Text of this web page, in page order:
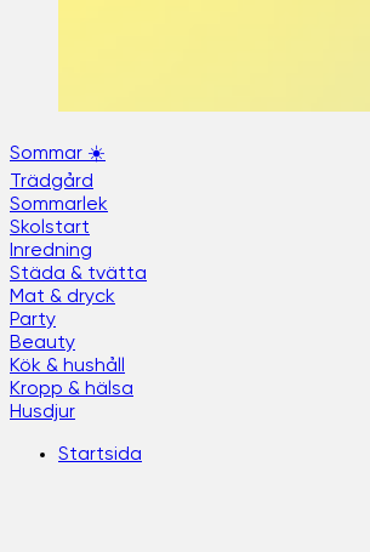
Sommar ☀️
Trädgård
Sommarlek
Skolstart
Inredning
Städa & tvätta
Mat & dryck
Party
Beauty
Kök & hushåll
Kropp & hälsa
Husdjur
Startsida